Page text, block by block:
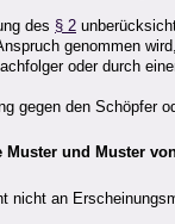
des § 2
genommen
oder durch
gegen den Schöpfer
und Muster
nicht an